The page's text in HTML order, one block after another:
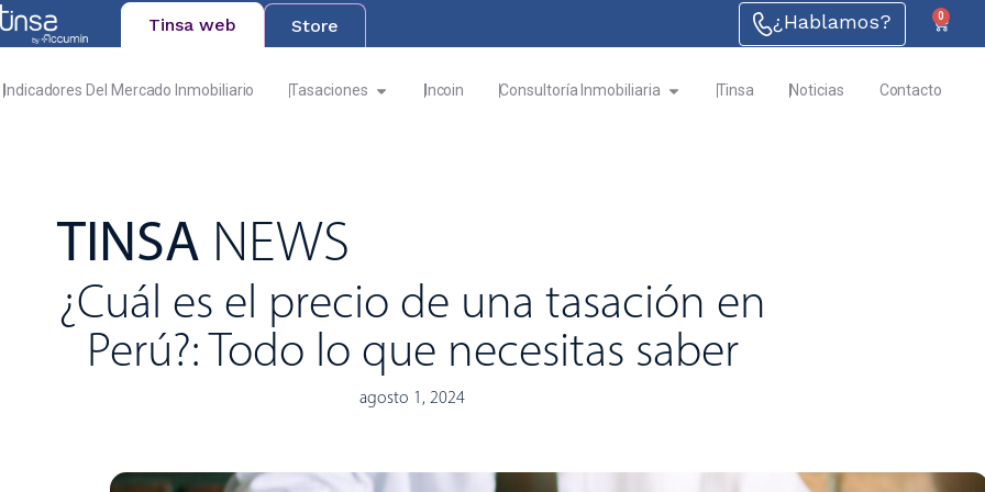
Tinsa web Store ¿Hablamos? 0
Indicadores Del Mercado Inmobiliario Tasaciones Incoin Consultoría Inmobiliaria Tinsa Noticias Contacto
TINSA NEWS
¿Cuál es el precio de una tasación en
Perú?: Todo lo que necesitas saber
agosto 1, 2024